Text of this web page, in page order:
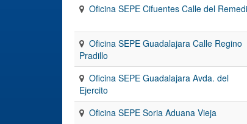
Oficina SEPE Cifuentes Calle del
Oficina SEPE Guadalajara Calle Regino
Pradillo
Oficina SEPE Guadalajara Avda. del
Ejercito
Oficina SEPE Soria Aduana Vieja